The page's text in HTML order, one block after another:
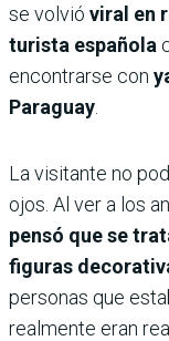
se volvió viral en
turista española
encontrarse con
Paraguay
La visitante no
ojos. Al ver a los
pensó que se
figuras
personas que
realmente eran